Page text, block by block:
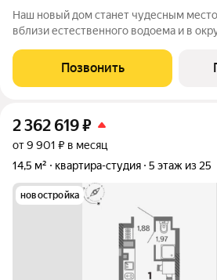
Наш новый дом станет чудесным
вблизи естественного водоема и в
небольших студий, в которых можно
студенческую самостоятельную жизнь
Позвонить
2 362 619₽
от 9 901 ₽ в месяц
14,5 м²
квартира-студия 5 этаж из 25
новостройка